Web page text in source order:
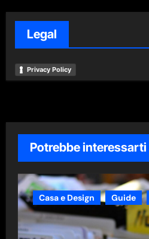
Legal
Privacy Policy
Potrebbe interessarti
Casa e Design Guide